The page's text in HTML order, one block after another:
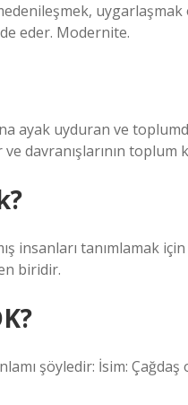
eder. Modernite.
ayak uyduran ve
davranışlarının toplum
insanları tanımlamak
biridir.
şöyledir: İsim: